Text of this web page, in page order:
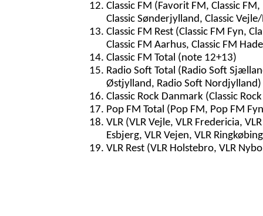
Classic FM (Favorit FM, Classic
Classic Sønderjylland, Classic
Classic FM Rest (Classic FM Fyn,
Classic FM Aarhus, Classic FM
Classic FM Total (note 12+13)
Radio Soft Total (Radio Soft
Østjylland, Radio Soft Nordjylland)
Classic Rock Danmark (Classic
Pop FM Total (Pop FM, Pop FM
VLR (VLR Vejle, VLR Fredericia,
Esbjerg, VLR Vejen, VLR
VLR Rest (VLR Holstebro, VLR